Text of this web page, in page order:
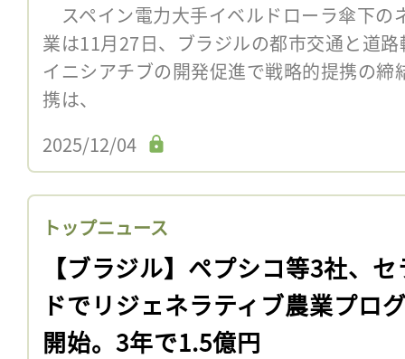
スペイン電力大手イベルドローラ傘下の
業は11月27日、ブラジルの都市交通と道
イニシアチブの開発促進で戦略的提携の
携は、
2025/12/04
トップニュース
【ブラジル】ペプシコ等3社、
ドでリジェネラティブ農業プロ
開始。3年で1.5億円